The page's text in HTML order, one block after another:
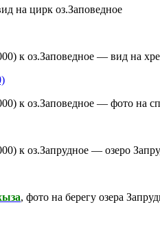
на цирк оз.Заповедное
к оз.Заповедное — вид на
к оз.Заповедное — фото на
к оз.Запрудное — озеро
, фото на берегу озера